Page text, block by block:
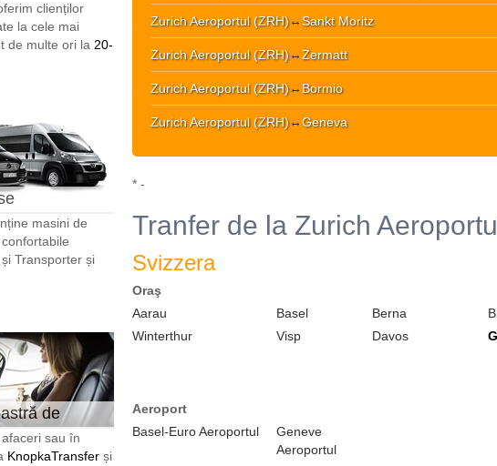
clienților
la cele mai
de multe ori la 20-
masini de
, confortabile
Transporter și
de
7
sau în
KnopkaTransfer și
Zurich Aeroportul (ZRH)↔Sankt Moritz
Zurich Aeroportul (ZRH)↔Zermatt
Zurich Aeroportul (ZRH)↔ Bormio
Zurich Aeroportul (ZRH)↔Geneva
* -
Tranfer de la Zurich
Svizzera
Oraş
Aarau
Basel Berna
Winterthur
Visp Davos
Aeroport
Basel-Euro Aeroportul
Geneve
Aeroportul